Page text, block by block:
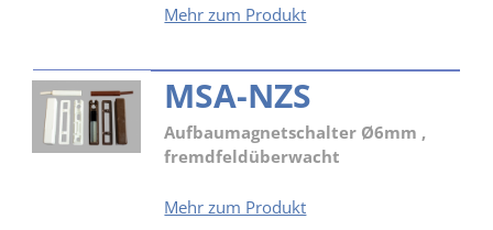
Mehr zum ProduktMSA-
MSA-NZS
Aufbaumagnetschalter Ø6mm ,
fremdfeldüberwacht
Mehr zum ProduktMSA-